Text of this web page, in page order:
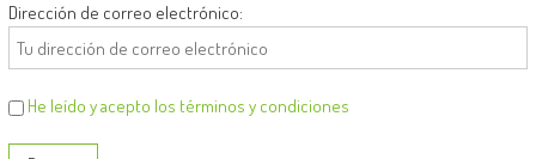
Dirección de correo electrónico:
He leído y acepto los términos y condiciones